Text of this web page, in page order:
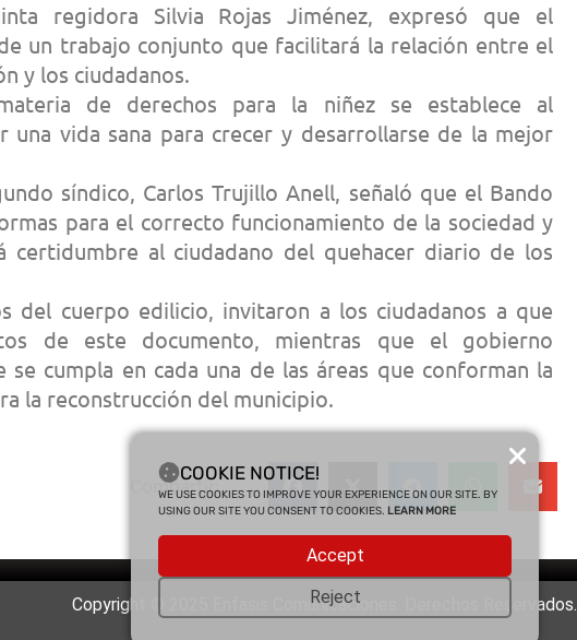
regidora Silvia Rojas Jiménez, expresó que el
un trabajo conjunto que facilitará la relación entre el
y los ciudadanos.
de derechos para la niñez se establece al
una vida sana para crecer y desarrollarse de la mejor
síndico, Carlos Trujillo Anell, señaló que el Bando
para el correcto funcionamiento de la sociedad y
certidumbre al ciudadano del quehacer diario de los
del cuerpo edilicio, invitaron a los ciudadanos a que
de este documento, mientras que el gobierno
se cumpla en cada una de las áreas que conforman la
la reconstrucción del municipio.
Compartir:
Copyright © 2025 Enfasis Comunicaciones. Derechos Reservados.
COOKIE NOTICE!
WE USE COOKIES TO IMPROVE YOUR EXPERIENCE ON OUR SITE. BY
USING OUR SITE YOU CONSENT TO COOKIES. LEARN MORE
Accept
Reject